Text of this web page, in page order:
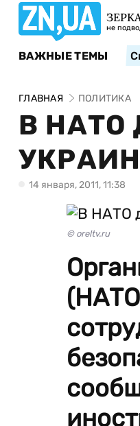
не
ВАЖНЫЕ ТЕМЫ
ГЛАВНАЯ ПОЛИТИКА
В НАТО
14 января, 2011, 11:38
© oreltv.ru